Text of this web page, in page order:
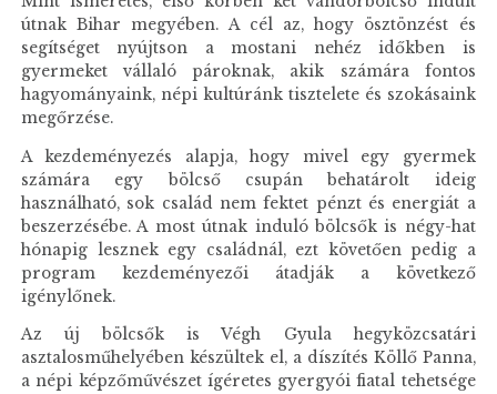
útnak Bihar megyében. A cél az, hogy ösztönzést és
segítséget nyújtson a mostani nehéz időkben is
gyermeket vállaló pároknak, akik számára fontos
hagyományaink, népi kultúránk tisztelete és szokásaink
megőrzése.
A kezdeményezés alapja, hogy mivel egy gyermek
számára egy bölcső csupán behatárolt ideig
használható, sok család nem fektet pénzt és energiát a
beszerzésébe. A most útnak induló bölcsők is négy-hat
hónapig lesznek egy családnál, ezt követően pedig a
program kezdeményezői átadják a következő
igénylőnek.
Az új bölcsők is Végh Gyula hegyközcsatári
asztalosműhelyében készültek el, a díszítés Köllő Panna,
a népi képzőművészet ígéretes gyergyói fiatal tehetsége